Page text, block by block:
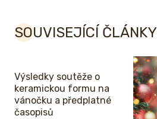
SOUVISEJÍCÍ ČLÁNKY
Výsledky soutěže o
keramickou formu na
vánočku a předplatné
časopisů